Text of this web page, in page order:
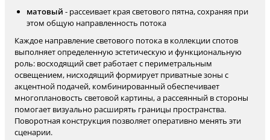
матовый - рассеивает края светового пятна, сохраняя при
этом общую направленность потока
Каждое направление светового потока в коллекции спотов
выполняет определенную эстетическую и функциональную
роль: восходящий свет работает с периметральным
освещением, нисходящий формирует приватные зоны с
акцентной подачей, комбинированный обеспечивает
многоплановость световой картины, а рассеянный в стороны
помогает визуально расширять границы пространства.
Поворотная конструкция позволяет оперативно менять эти
сценарии.